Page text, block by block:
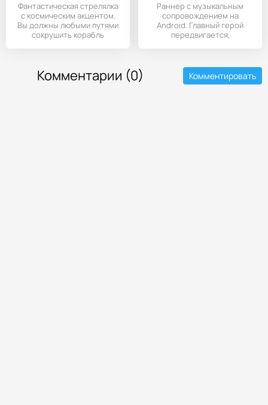
Фантастическая стрелялка
с космическим акцентом.
Вы должны любыми путями
сокрушить корабль
Раннер с музыкальным
сопровождением на
Android. Главный герой
передвигается,
Комментарии (0) Комментировать